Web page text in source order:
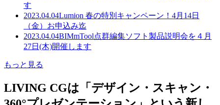
す
2023.04.04Lumion 春の特別キャンペーン！4月14日
（金）お申込み迄
2023.04.04BIMmTool点群編集ソフト製品説明会を４月
27日(木)開催します
もっと見る
LIVING CGは「デザイン・スキャン・